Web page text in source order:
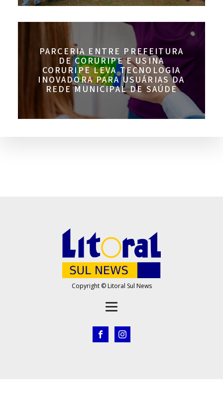
PARCERIA ENTRE PREFEITURA
DE CORURIPE E USINA
CORURIPE LEVA TECNOLOGIA
INOVADORA PARA USUÁRIAS DA
REDE MUNICIPAL DE SAÚDE
Copyright © Litoral Sul News